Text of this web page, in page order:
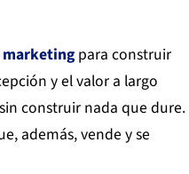
para construir
y el valor a largo
construir nada que dure.
además, vende y se